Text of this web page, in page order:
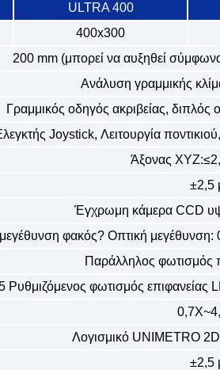
ULTRA 400
400x300
200 mm (μπορεί να αυξηθεί
Ανάλυση γραμμικής
Γραμμικός οδηγός ακριβείας, διπλός
Joystick, Λειτουργία
Άξονας
±2,5
Έγχρωμη κάμερα CCD
μεγέθυνση φακός? Οπτική
Παράλληλος φωτισμός
Ρυθμιζόμενος φωτισμός επιφανείας
Λογισμικό UNIMETRO
±2,5